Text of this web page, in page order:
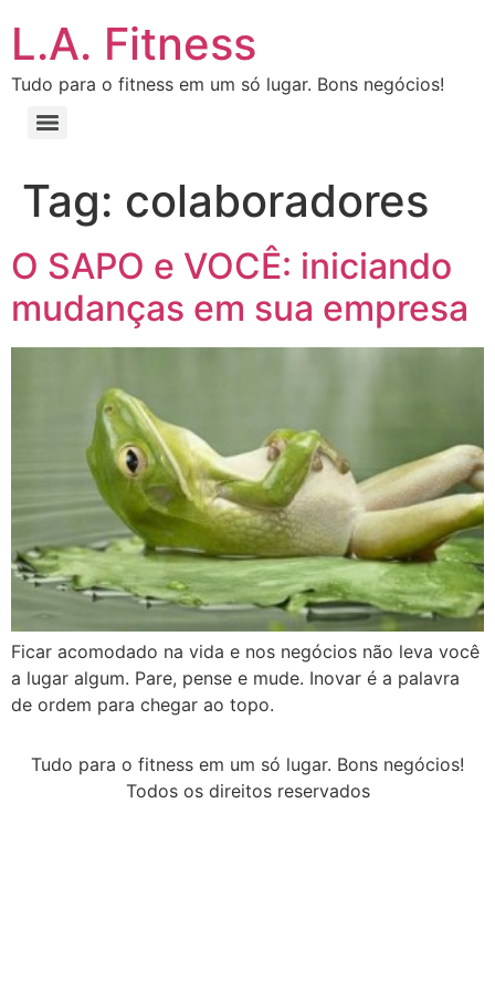
L.A. Fitness
Tudo para o fitness em um só lugar. Bons negócios!
Tag: colaboradores
O SAPO e VOCÊ: iniciando
mudanças em sua empresa
Ficar acomodado na vida e nos negócios não leva você
a lugar algum. Pare, pense e mude. Inovar é a palavra
de ordem para chegar ao topo.
Tudo para o fitness em um só lugar. Bons negócios!
Todos os direitos reservados